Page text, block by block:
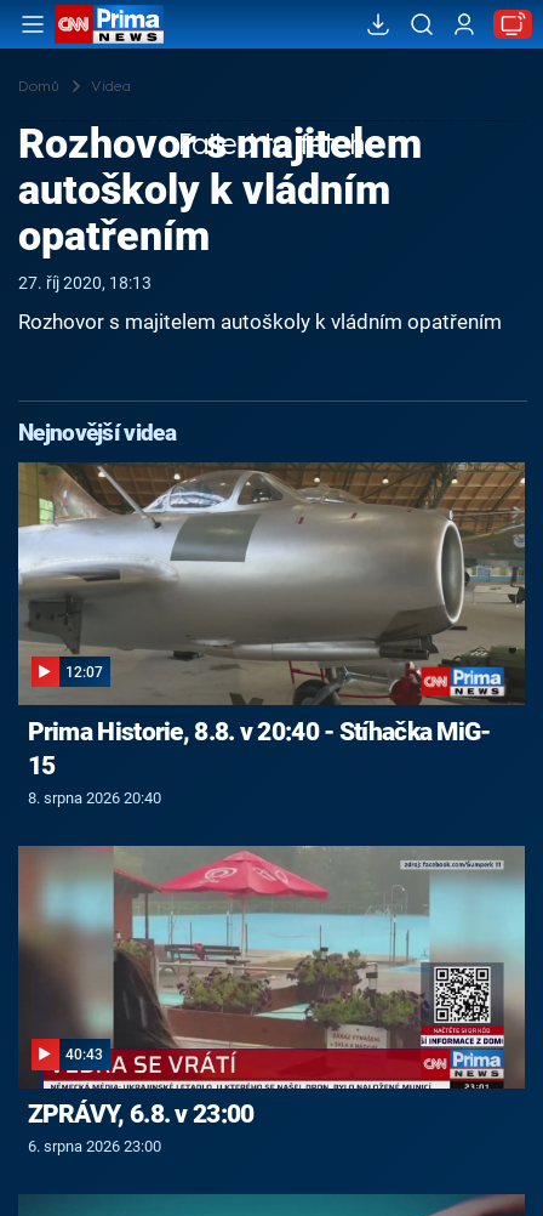
Domů Videa
Failed to fetch
Rozhovor s majitelem
autoškoly k vládním
opatřením
27. říj 2020, 18:13
Rozhovor s majitelem autoškoly k vládním opatřením
Nejnovější videa
12:07
Prima Historie, 8.8. v 20:40 - Stíhačka MiG-
15
8. srpna 2026 20:40
40:43
ZPRÁVY, 6.8. v 23:00
6. srpna 2026 23:00